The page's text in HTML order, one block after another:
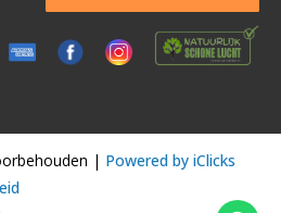
| Powered by iClicks